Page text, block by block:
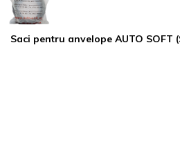
Saci pentru anvelope AUTO SOFT